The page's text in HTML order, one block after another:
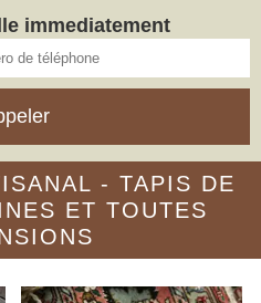
immediatement
- TAPIS DE
ET TOUTES